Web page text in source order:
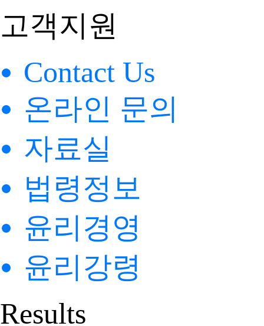
고객지원
Contact Us
온라인 문의
자료실
법령정보
윤리경영
윤리강령
Results